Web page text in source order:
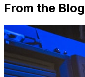
From the Blog